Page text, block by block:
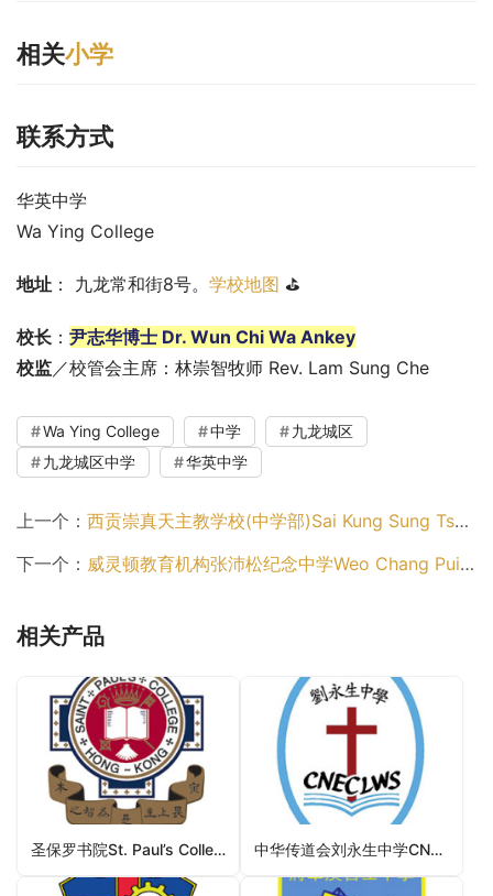
相关小学
联系方式
华英中学
Wa Ying College
地址 ： 九龙常和街8号。 学校地图 ⛳
校长 ： 尹志华博士 Dr. Wun Chi Wa Ankey
校监／校管会主席：林崇智牧师 Rev. Lam Sung Che
Wa Ying College 中学
九龙城区
九龙城区中学
华英中学
上一个： 西贡崇真天主教学校(中学部)Sai Kung Sung Tsun Catholic School (Secondary Section)（西贡区中学）
下一个： 威灵顿教育机构张沛松纪念中学Weo Chang Pui Chung Memorial School（西贡区中学）
相关产品
圣保罗书院St. Paul’s College（中西区中学） 中华传道会刘永生中学CNEC Lau Wing Sang Secondary School（东区中学）